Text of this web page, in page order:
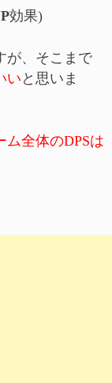
効果)
が、そこまで
い と思いま
全体のDPSは